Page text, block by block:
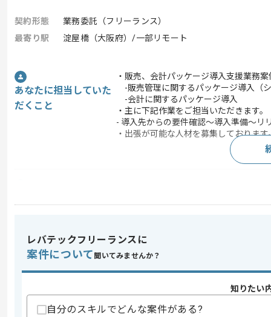
契約形態
業務委託（フリーランス）
最寄り駅
淀屋橋（大阪府）/一部リモート
あなたに担当していた
だくこと
・販売、会計パッケージ導入支援業務
-販売管理に関するパッケージ導入（
-会計に関するパッケージ導入
・主に下記作業をご担当いただきます。
- 導入先からの要件確認～導入準備～リ
・出張が可能な人材を募集しております
・パッケージ導入や導入時の要件確認経
上記に似た経験やスキルをお持ちであれば申
レバテックフリーランスに
案件について 聞いてみませんか？
知りたい
自分のスキルでどんな案件がある?